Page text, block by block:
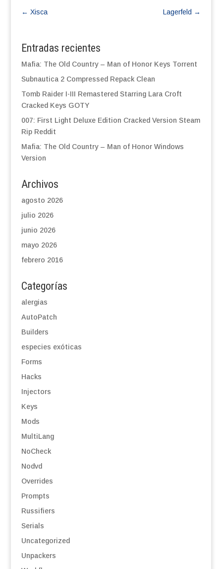
← Xisca Lagerfeld →
Entradas recientes
Mafia: The Old Country – Man of Honor Keys Torrent
Subnautica 2 Compressed Repack Clean
Tomb Raider I-III Remastered Starring Lara Croft
Cracked Keys GOTY
007: First Light Deluxe Edition Cracked Version Steam
Rip Reddit
Mafia: The Old Country – Man of Honor Windows
Version
Archivos
agosto 2026
julio 2026
junio 2026
mayo 2026
febrero 2016
Categorías
alergias
AutoPatch
Builders
especies exóticas
Forms
Hacks
Injectors
Keys
Mods
MultiLang
NoCheck
Nodvd
Overrides
Prompts
Russifiers
Serials
Uncategorized
Unpackers